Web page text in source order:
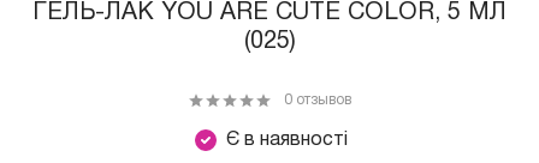
ГЕЛЬ-ЛАК YOU ARE CUTE COLOR, 5 МЛ
(025)
Є в наявності
0 отзывов